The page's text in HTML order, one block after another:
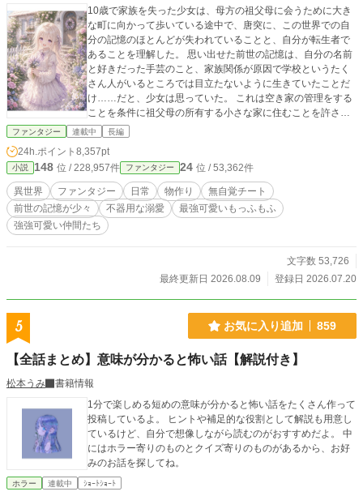
10歳で家族を失った少女は、母方の祖父母に会うために大き
な町に向かって歩いている途中で、唐突に、この世界での自
分の記憶のほとんどが失われていることと、自分が転生者で
あることを理解した。 思い出せた前世の記憶は、自分の名前
と好きだった手芸のこと、家族関係が原因で学校というたく
さん人がいるところでは目立たないように生きていたことだ
け……だと、少女は思っていた。 これは空き家の管理をする
ことを条件に祖父母の所有する小さな家に住むことを許され
た、10歳の少女の‟日常生活”を綴っただけの物語である。 前
がありますが、温かい目で見守っていただけると嬉しいで
す。 執筆の息抜きに、ふと思いついた主人公で書き始めたお
話です。 好きしか詰め込んでいませんが、楽しんでいただけ
ると幸いです。 ※画像はAIに描いてもらいましたが、文章は
100％自分で書いています。
ファンタジー 連載中 長編
24h.ポイント 8,357pt
小説 148 位 / 228,957件 ファンタジー 24 位 / 53,362件
異世界 ファンタジー 日常 物作り
無自覚チート
前世の記憶が少々
不器用な溺愛
最強可愛いもっふもふ
強強可愛い仲間たち
文字数 53,726
最終更新日 2026.08.09
登録日 2026.07.20
5 お気に入り追加 859
【全話まとめ】意味が分かると怖い話【解説付き】
松本うみ
書籍情報
1分で楽しめる短めの意味が分かると怖い話をたくさん作って
投稿しているよ。 ヒントや補足的な役割として解説も用意し
ているけど、自分で想像しながら読むのがおすすめだよ。 中
にはホラー寄りのものとクイズ寄りのものがあるから、お好
みのお話を探してね。
ホラー 連載中 ｼｮｰﾄｼｮｰﾄ